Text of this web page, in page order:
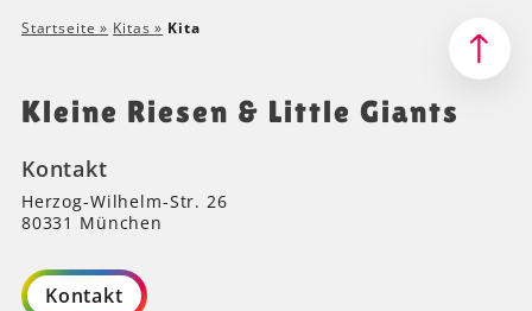
Startseite» Kitas» Kita
Kleine Riesen & Little Giants
Kontakt
Herzog-Wilhelm-Str. 26
80331 München
Kontakt